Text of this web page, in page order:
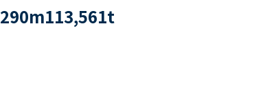
290m113,561t